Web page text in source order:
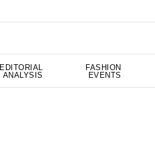
EDITORIAL
ANALYSIS
FASHION
EVENTS